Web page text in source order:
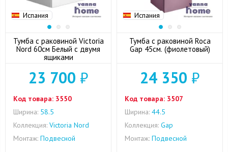
Испания
Тумба с раковиной Victoria
Nord 60см Белый с двумя
ящиками
23 700 ₽
Код товара: 3550
Ширина: 58.5
Коллекция: Victoria Nord
Монтаж: Подвесной
Испания
Тумба с раковиной Roca
Gap 45см. (фиолетовый)
24 350 ₽
Код товара: 3507
Ширина: 44.5
Коллекция: Gap
Монтаж: Подвесной